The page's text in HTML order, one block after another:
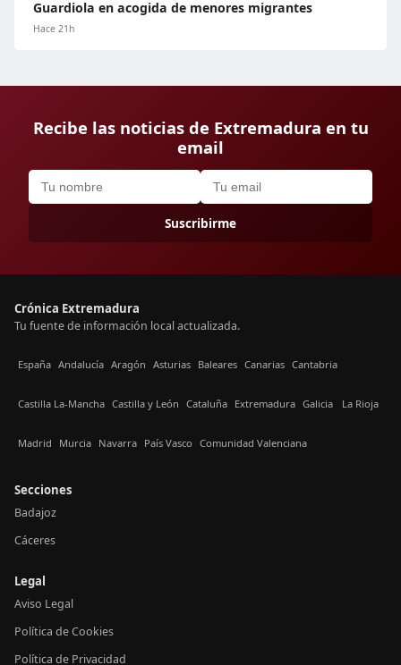
Guardiola en acogida de menores migrantes
Hace 21h
Recibe las noticias de Extremadura en tu
email
Suscribirme
Crónica Extremadura
Tu fuente de información local actualizada.
España Andalucía Aragón Asturias Baleares Canarias Cantabria
Castilla La-Mancha Castilla y León Cataluña Extremadura Galicia La Rioja
Madrid Murcia Navarra País Vasco Comunidad Valenciana
Secciones
Badajoz
Cáceres
Legal
Aviso Legal
Política de Cookies
Política de Privacidad